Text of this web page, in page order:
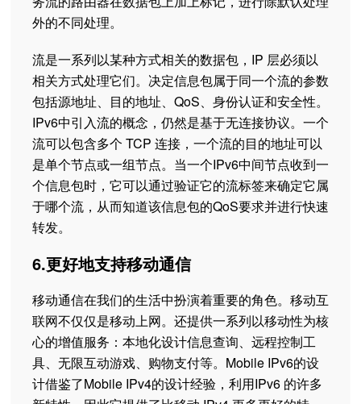
外的不同处理。
流是一系列以某种方式相关的数据包，IP 层必须以
相关方式处理它们。决定信息包属于同一个流的参数
包括源地址、目的地址、QoS、身份认证和安全性。
IPv6中引入流的概念，仍然是基于无连接协议。一个
流可以包含多个 TCP 连接，一个流的目的地址可以
是单个节点或一组节点。当一个IPv6中间节点收到一
个信息包时，它可以通过验证它的流标签来确定它属
于哪个流，从而知道该信息包的QoS要求并进行快速
转发。
6.更好地支持移动通信
移动通信在我们的生活中扮演着重要的角色。移动互
联网不仅仅是移动上网。还提供一系列以移动性为核
心的增值服务：本地化设计信息查询、远程控制工
具、无限互动游戏、购物支付等。Mobile IPv6的设
计借鉴了Mobile IPv4的设计经验，利用IPv6 的许多